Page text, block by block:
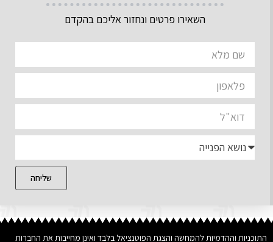
השאירו פרטים ונחזור אליכם בהקדם
שליחה
התוכניות וההדמיות להמחשה והצגת הפוטנציאל בלבד ואינן מחייבות את החברות